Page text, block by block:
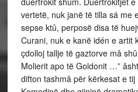
vertetë, nuk janë të tilla sá me
sepse ktû, perposë disa të
Curani, nuk e kanë idén e artit
çdolloj tallje të gaztorve mâ
Molierit apo të Goldonit …”
difton tashmâ për kërkesat e